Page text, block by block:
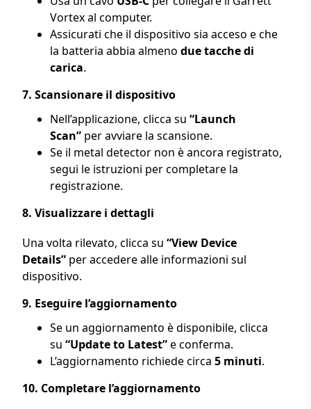
Vortex al computer.
Assicurati che il dispositivo sia acceso e che
la batteria abbia almeno due tacche di
carica.
7. Scansionare il dispositivo
Nell’applicazione, clicca su “Launch
Scan” per avviare la scansione.
Se il metal detector non è ancora registrato,
segui le istruzioni per completare la
registrazione.
8. Visualizzare i dettagli
Una volta rilevato, clicca su “View Device
Details” per accedere alle informazioni sul
dispositivo.
9. Eseguire l’aggiornamento
Se un aggiornamento è disponibile, clicca
su “Update to Latest”e conferma.
L’aggiornamento richiede circa 5 minuti.
10. Completare l’aggiornamento